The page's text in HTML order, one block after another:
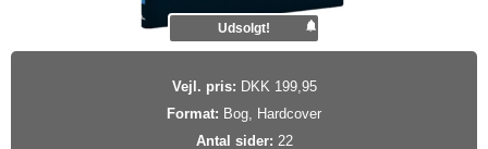
Udsolgt!
Vejl. pris: DKK 199,95
Format: Bog, Hardcover
Antal sider: 22